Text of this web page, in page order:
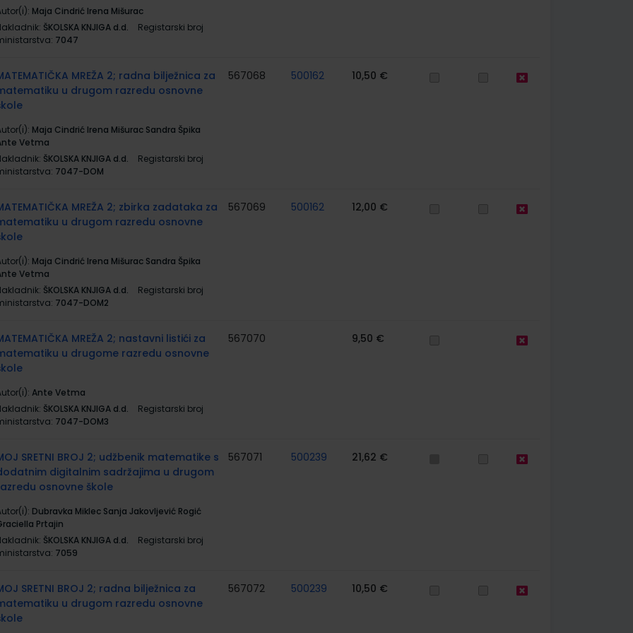
Maja Cindrić Irena Mišurac
ŠKOLSKA KNJIGA d.d.
Registarski broj
7047
MREŽA 2; radna bilježnica za
u drugom razredu osnovne
Maja Cindrić Irena Mišurac Sandra Špika
Vetma
ŠKOLSKA KNJIGA d.d.
Registarski broj
7047-DOM
567068 500162 10,50 €
MREŽA 2; zbirka zadataka za
u drugom razredu osnovne
Maja Cindrić Irena Mišurac Sandra Špika
Vetma
ŠKOLSKA KNJIGA d.d.
Registarski broj
7047-DOM2
567069 500162 12,00 €
MREŽA 2; nastavni listići za
u drugome razredu osnovne
Ante Vetma
ŠKOLSKA KNJIGA d.d.
Registarski broj
7047-DOM3
567070 9,50 €
SRETNI BROJ 2; udžbenik matematike s
digitalnim sadržajima u drugom
osnovne škole
Dubravka Miklec Sanja Jakovljević Rogić
Prtajin
ŠKOLSKA KNJIGA d.d.
Registarski broj
7059
567071 500239 21,62 €
SRETNI BROJ 2; radna bilježnica za
u drugom razredu osnovne
567072 500239 10,50 €